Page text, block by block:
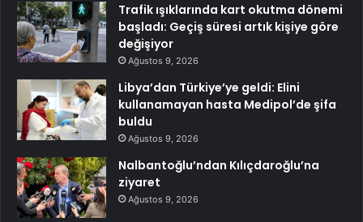
Trafik ışıklarında kart okutma dönemi
başladı: Geçiş süresi artık kişiye göre
değişiyor
Ağustos 9, 2026
Libya’dan Türkiye’ye geldi: Elini
kullanamayan hasta Medipol’de şifa
buldu
Ağustos 9, 2026
Nalbantoğlu’ndan Kılıçdaroğlu’na
ziyaret
Ağustos 9, 2026